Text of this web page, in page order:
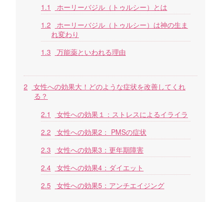
1.1
ホーリーバジル（トゥルシー）とは
1.2
ホーリーバジル（トゥルシー）は神の生ま
れ変わり
1.3
万能薬といわれる理由
2
女性への効果大！どのような症状を改善してくれ
る？
2.1
女性への効果１：ストレスによるイライラ
2.2
女性への効果2： PMSの症状
2.3
女性への効果3：更年期障害
2.4 女性への効果4：ダイエット
2.5
女性への効果5：アンチエイジング